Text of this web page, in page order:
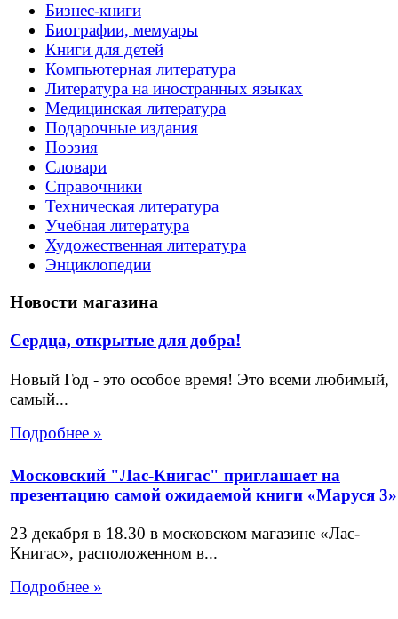
Бизнес-книги
Биографии, мемуары
Книги для детей
Компьютерная литература
Литература на иностранных языках
Медицинская литература
Подарочные издания
Поэзия
Словари
Справочники
Техническая литература
Учебная литература
Художественная литература
Энциклопедии
Новости магазина
Сердца, открытые для добра!
Новый Год - это особое время! Это всеми любимый,
самый...
Подробнее »
Московский "Лас-Книгас" приглашает на
презентацию самой ожидаемой книги «Маруся 3»
23 декабря в 18.30 в московском магазине «Лас-
Книгас», расположенном в...
Подробнее »